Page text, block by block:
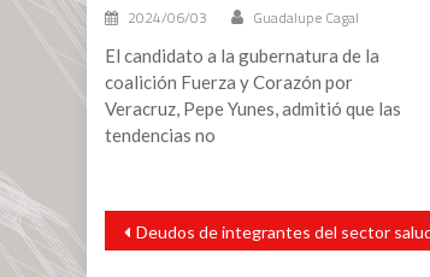
2024/06/03 Guadalupe Cagal
El candidato a la gubernatura de la
coalición Fuerza y Corazón por
Veracruz, Pepe Yunes, admitió que las
tendencias no
Navegación
entradas
Deudos de integrantes del sector salud